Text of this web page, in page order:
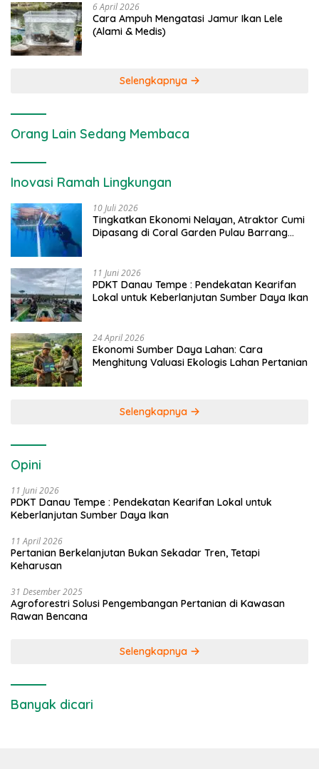
6 April 2026
Cara Ampuh Mengatasi Jamur Ikan Lele
(Alami & Medis)
Selengkapnya
Orang Lain Sedang Membaca
Inovasi Ramah Lingkungan
10 Juli 2026
Tingkatkan Ekonomi Nelayan, Atraktor Cumi
Dipasang di Coral Garden Pulau Barrang
11 Juni 2026
PDKT Danau Tempe : Pendekatan Kearifan
Lokal untuk Keberlanjutan Sumber Daya Ikan
24 April 2026
Ekonomi Sumber Daya Lahan: Cara
Menghitung Valuasi Ekologis Lahan Pertanian
Selengkapnya
Opini
11 Juni 2026
PDKT Danau Tempe : Pendekatan Kearifan Lokal untuk
Keberlanjutan Sumber Daya Ikan
11 April 2026
Pertanian Berkelanjutan Bukan Sekadar Tren, Tetapi
Keharusan
31 Desember 2025
Agroforestri Solusi Pengembangan Pertanian di Kawasan
Rawan Bencana
Selengkapnya
Banyak dicari